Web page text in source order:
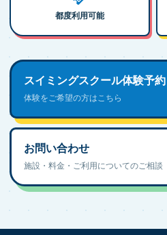
都度利用可能
スイミングスクール体験予約
体験をご希望の方はこちら
お問い合わせ
施設・料金・ご利用についてのご相談